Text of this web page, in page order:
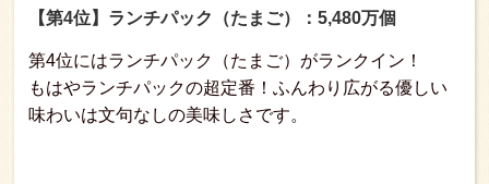
【第4位】ランチパック（たまご）：5,480万個
第4位にはランチパック（たまご）がランクイン！
もはやランチパックの超定番！ふんわり広がる優しい
味わいは文句なしの美味しさです。